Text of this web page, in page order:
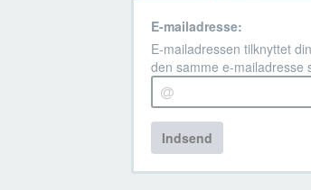
E-mailadresse:
E-mailadressen tilknyttet
den samme e-mailadresse
Indsend